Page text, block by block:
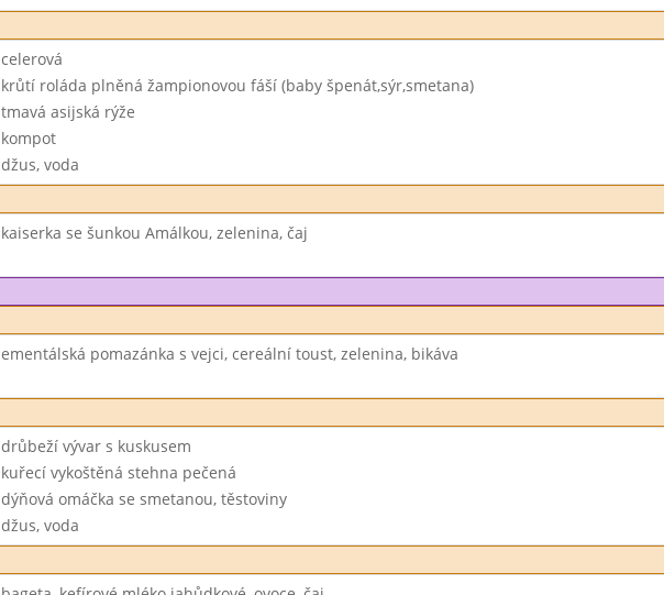
celerová
krůtí roláda plněná žampionovou fáší (baby špenát,sýr,smetana)
tmavá asijská rýže
kompot
džus, voda
kaiserka se šunkou Amálkou, zelenina, čaj
ementálská pomazánka s vejci, cereální toust, zelenina, bikáva
drůbeží vývar s kuskusem
kuřecí vykoštěná stehna pečená
dýňová omáčka se smetanou, těstoviny
džus, voda